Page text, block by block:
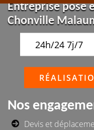
Entreprise pose
Chonville
24h/24 7j/7
Nos
Devis et